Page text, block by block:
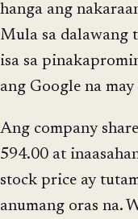
hanga ang
Mula sa dalawang
isa sa
ang Google na
Ang company
594.00 at
stock price ay
anumang oras na.